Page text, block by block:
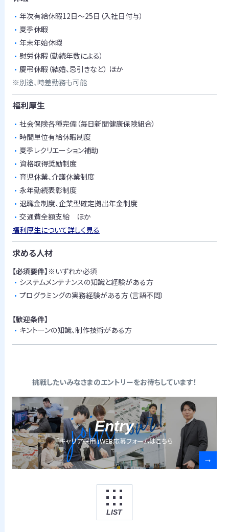
年次有給休暇12日～25日（入社日付与）
夏季休暇
年末年始休暇
慰労休暇（勤続年数による）
慶弔休暇（結婚、忌引きなど） ほか
※別途、時差勤務も可能
福利厚生
社会保険各種完備（毎日新聞健康保険組合）
時間単位有給休暇制度
夏季レクリエーション補助
資格取得奨励制度
育児休業、介護休業制度
永年勤続表彰制度
退職金制度、企業型確定拠出年金制度
交通費全額支給 ほか
福利厚生について詳しく見る
求める人材
【必須要件】 ※いずれか必須
システムメンテナンスの知識と経験がある方
プログラミングの実務経験がある方（言語不問）
【歓迎条件】
キントーンの知識、制作技術がある方
挑戦したいみなさまのエントリーをお待ちしています！
Entry
「キャリア採用」WEB応募フォームはこちら
LIST